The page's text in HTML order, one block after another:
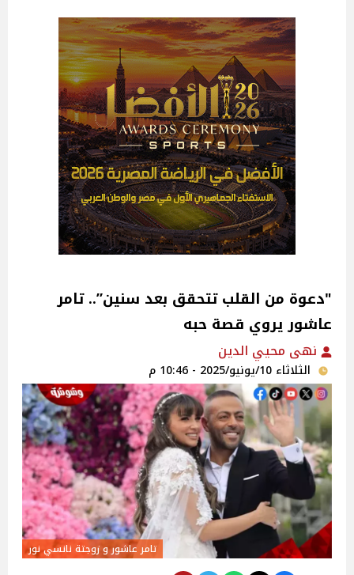
"دعوة من القلب تتحقق بعد سنين”.. تامر
عاشور يروي قصة حبه
نهى محيي الدين
الثلاثاء 10/يونيو/2025 - 10:46 م
تامر عاشور و زوجتة نانسي نور